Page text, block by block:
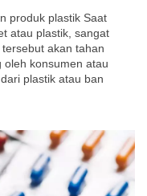
produk plastik Saat
atau plastik, sangat
akan tahan
konsumen atau
plastik atau ban